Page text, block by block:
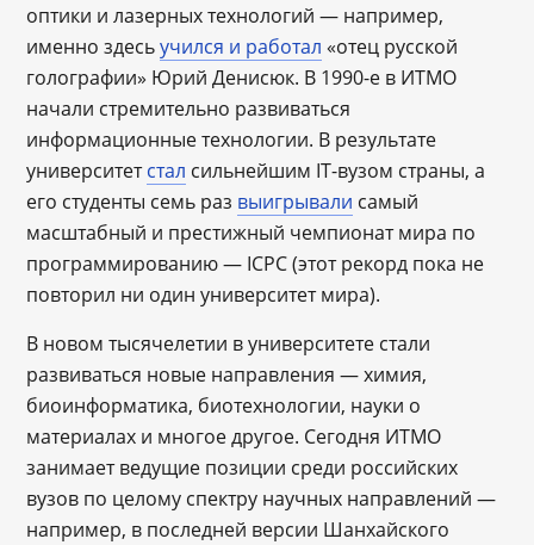
оптики и лазерных технологий ― например,
именно здесьучился и работал «отец русской
голографии» Юрий Денисюк. В 1990-е в ИТМО
начали стремительно развиваться
информационные технологии. В результате
университетстал сильнейшим IT-вузом страны, а
его студенты семь раз выигрывали самый
масштабный и престижный чемпионат мира по
программированию ― ICPC (этот рекорд пока не
повторил ни один университет мира).
В новом тысячелетии в университете стали
развиваться новые направления ― химия,
биоинформатика, биотехнологии, науки о
материалах и многое другое. Сегодня ИТМО
занимает ведущие позиции среди российских
вузов по целому спектру научных направлений ―
например, в последней версии Шанхайского